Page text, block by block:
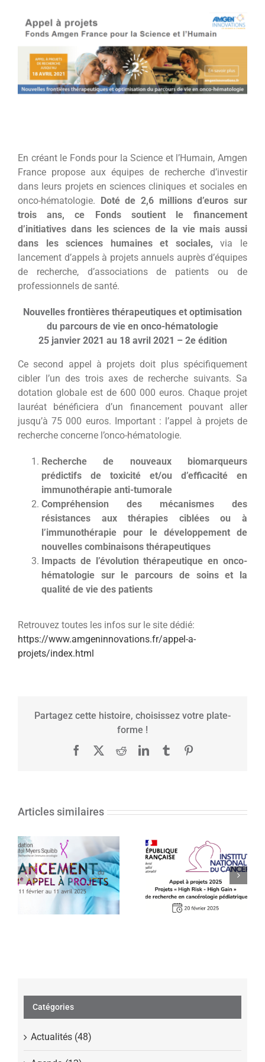
agrandie
En créant le Fonds pour la Science et l’Humain, Amgen
France propose aux équipes de recherche d’investir
dans leurs projets en sciences cliniques et sociales en
onco-hématologie. Doté de 2,6 millions d’euros sur
trois ans, ce Fonds soutient le financement
d’initiatives dans les sciences de la vie mais aussi
dans les sciences humaines et sociales, via le
lancement d’appels à projets annuels auprès d’équipes
de recherche, d’associations de patients ou de
professionnels de santé.
Nouvelles frontières thérapeutiques et optimisation
du parcours de vie en onco-hématologie
25 janvier 2021 au 18 avril 2021 – 2e édition
Ce second appel à projets doit plus spécifiquement
cibler l’un des trois axes de recherche suivants. Sa
dotation globale est de 600 000 euros. Chaque projet
lauréat bénéficiera d’un financement pouvant aller
jusqu’à 75 000 euros. Important : l’appel à projets de
recherche concerne l’onco-hématologie.
Recherche de nouveaux biomarqueurs
prédictifs de toxicité et/ou d’efficacité en
immunothérapie anti-tumorale
Compréhension des mécanismes des
résistances aux thérapies ciblées ou à
l’immunothérapie pour le développement de
nouvelles combinaisons thérapeutiques
Impacts de l’évolution thérapeutique en onco-
hématologie sur le parcours de soins et la
qualité de vie des patients
Retrouvez toutes les infos sur le site dédié:
https://www.amgeninnovations.fr/appel-a-
projets/index.html
Partagez cette histoire, choisissez votre plate-
forme !
Facebook RedditLinkedInTumblr
Articles similaires
14e Appel à
projets de la
Fondation Bristol
Myers Squibb
pour la recherche
en Immuno-
Appel à projets
2025 Projets «
High Risk – High
Gain » de
recherche en
cancérologie
Catégories
Actualités (48)